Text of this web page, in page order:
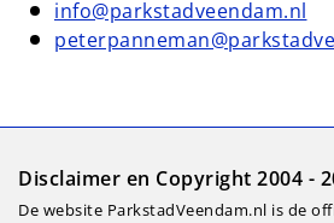
info@parkstadveendam.nl
Disclaimer en Copyright 2004 -
De website ParkstadVeendam.nl is de